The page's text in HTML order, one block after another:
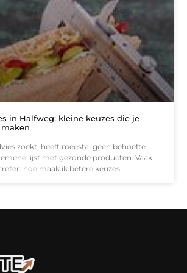
in Halfweg: kleine keuzes die je
zoekt, heeft meestal geen behoefte
lijst met gezonde producten. Vaak
hoe maak ik betere keuzes